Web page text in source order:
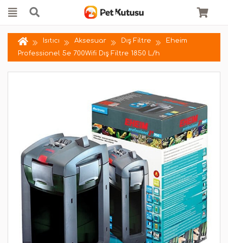
Isıtıcı Aksesuar Dış Filtre
Eheim
Professionel 5e 700Wifi Dış Filtre 1850 L/h